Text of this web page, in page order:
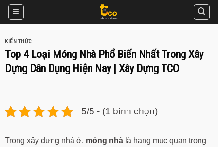
Skip
KIẾN THỨC
Top 4 Loại Móng Nhà Phổ Biến Nhất Trong Xây
Dựng Dân Dụng Hiện Nay | Xây Dựng TCO
5/5 - (1 bình chọn)
Trong xây dựng nhà ở, móng nhà là hạng mục quan trọng